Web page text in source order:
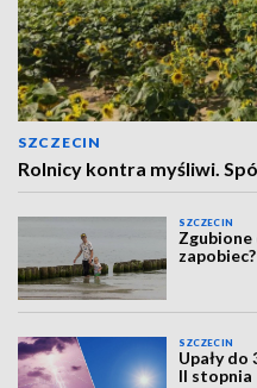
SZCZECIN
Rolnicy kontra myśliwi.
SZCZECIN
Zgubione
SZCZECIN
Upały do
II stopnia